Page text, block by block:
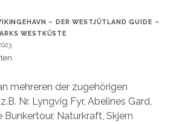
– DER WESTJÜTLAND GUIDE –
WESTKÜSTE
mehreren der zugehörigen
Nr. Lyngvig Fyr, Abelines Gard,
Bunkertour, Naturkraft, Skjern